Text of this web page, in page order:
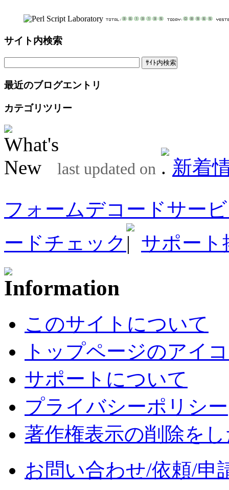
サイト内検索
最近のブログエントリ
カテゴリツリー
last updated on
新着
フォームデコードサー
ードチェック
サポート
このサイトについて
トップページのアイ
サポートについて
プライバシーポリシー
著作権表示の削除を
お問い合わせ/依頼/申